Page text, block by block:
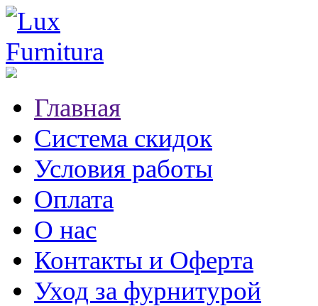
Главная
Система скидок
Условия работы
Оплата
О нас
Контакты и Оферта
Уход за фурнитурой